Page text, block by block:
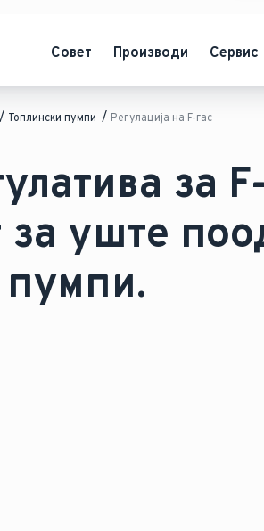
Совет Производи Сервис
Топлински пумпи Регулација на F-гас
за
за уште
пумпи.